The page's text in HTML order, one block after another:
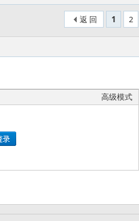
1 2
返 回
高级模式